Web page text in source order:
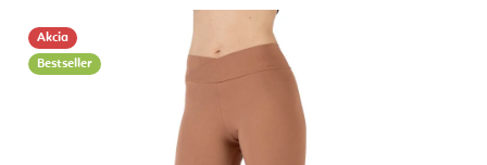
5
hviezdičiek.
Akcia
Bestseller